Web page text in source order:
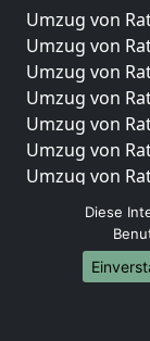
Umzug von
Umzug von
Umzug von
Umzug von
Umzug von
Umzug von
Umzug von
Umzug von
Umzug von
Umzug von
Umzug von
Umzug von
Diese